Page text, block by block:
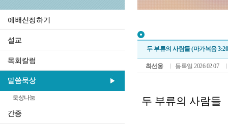
두 부류의 사람들 (마가복음
최선웅 등록일 2026.02.07